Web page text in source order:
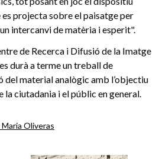
projecta sobre el paisatge per
intercanvi de matèria i esperit".
de Recerca i Difusió de la Imatge
durà a terme un treball de
material analògic amb l’objectiu
la ciutadania i el públic en general.
Maria Oliveras